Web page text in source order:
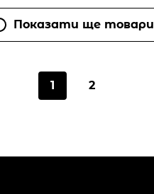
Показати ще товари
1 2